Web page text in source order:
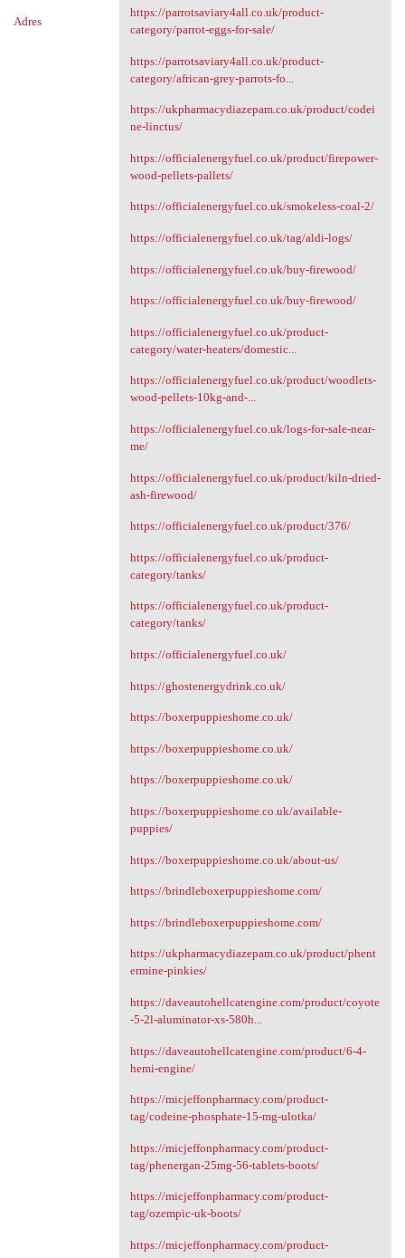
Adres
https://parrotsaviary4all.co.uk/product-
category/parrot-eggs-for-sale/
https://parrotsaviary4all.co.uk/product-
category/african-grey-parrots-fo...
https://ukpharmacydiazepam.co.uk/product/codei
ne-linctus/
https://officialenergyfuel.co.uk/product/firepower-
wood-pellets-pallets/
https://officialenergyfuel.co.uk/smokeless-coal-2/
https://officialenergyfuel.co.uk/tag/aldi-logs/
https://officialenergyfuel.co.uk/buy-firewood/
https://officialenergyfuel.co.uk/buy-firewood/
https://officialenergyfuel.co.uk/product-
category/water-heaters/domestic...
https://officialenergyfuel.co.uk/product/woodlets-
wood-pellets-10kg-and-...
https://officialenergyfuel.co.uk/logs-for-sale-near-
me/
https://officialenergyfuel.co.uk/product/kiln-dried-
ash-firewood/
https://officialenergyfuel.co.uk/product/376/
https://officialenergyfuel.co.uk/product-
category/tanks/
https://officialenergyfuel.co.uk/product-
category/tanks/
https://officialenergyfuel.co.uk/
https://ghostenergydrink.co.uk/
https://boxerpuppieshome.co.uk/
https://boxerpuppieshome.co.uk/
https://boxerpuppieshome.co.uk/
https://boxerpuppieshome.co.uk/available-
puppies/
https://boxerpuppieshome.co.uk/about-us/
https://brindleboxerpuppieshome.com/
https://brindleboxerpuppieshome.com/
https://ukpharmacydiazepam.co.uk/product/phent
ermine-pinkies/
https://daveautohellcatengine.com/product/coyote
-5-2l-aluminator-xs-580h...
https://daveautohellcatengine.com/product/6-4-
hemi-engine/
https://micjeffonpharmacy.com/product-
tag/codeine-phosphate-15-mg-ulotka/
https://micjeffonpharmacy.com/product-
tag/phenergan-25mg-56-tablets-boots/
https://micjeffonpharmacy.com/product-
tag/ozempic-uk-boots/
https://micjeffonpharmacy.com/product-